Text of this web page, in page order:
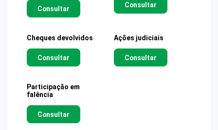
Consultar Consultar
Cheques devolvidos
Consultar
Ações judiciais
Consultar
Participação em
falência
Consultar